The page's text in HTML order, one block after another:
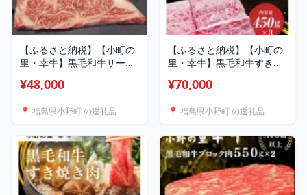
【ふるさと納税】【小町の
里・幸牛】黒毛和牛サーロ
枚 【配送不可地域：離
¥48,000
📍 福島県小野町 の返礼品
【ふるさと納税】【小町の
里・幸牛】黒毛和牛すき焼
1.35kg【配送不可地域：離
¥70,000
📍 福島県小野町 の返礼品